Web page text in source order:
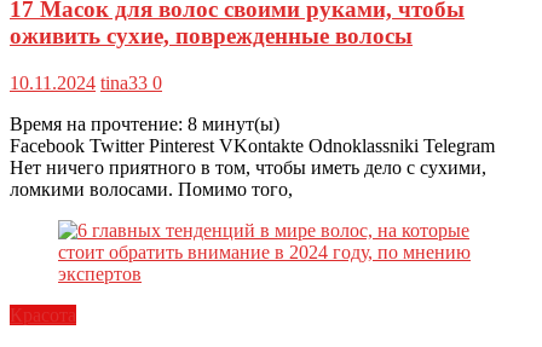
17 Масок для волос своими руками, чтобы
оживить сухие, поврежденные волосы
10.11.2024 tina33 0
Время на прочтение: 8 минут(ы)
Facebook Twitter Pinterest VKontakte Odnoklassniki Telegram
Нет ничего приятного в том, чтобы иметь дело с сухими,
ломкими волосами. Помимо того,
Красота